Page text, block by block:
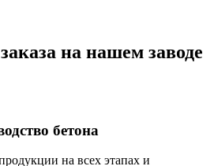
на нашем заводе
бетона
на всех этапах и